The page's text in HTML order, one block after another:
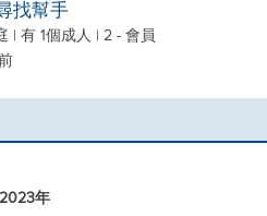
找幫手
| 有 1個成人 | 2 - 會員
年